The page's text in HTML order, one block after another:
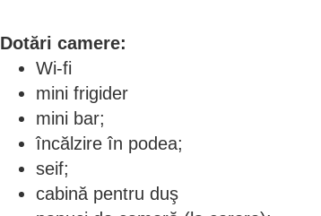
Dotări camere:
Wi-fi
mini frigider
mini bar;
încălzire în podea;
seif;
cabină pentru duş